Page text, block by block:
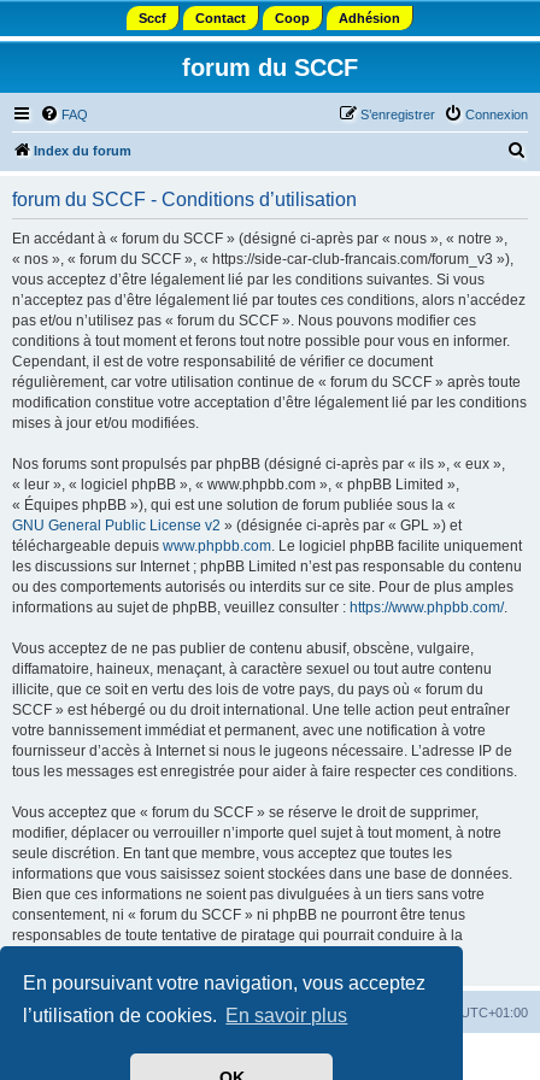
En poursuivant votre navigation, vous acceptez
l’utilisation de cookies. En savoir plus
Sccf Contact Coop Adhésion
forum du SCCF
FAQ Connexion
S’enregistrer
Index du forum
forum du SCCF - Conditions d’utilisation
En accédant à « forum du SCCF » (désigné ci-après par « nous », « notre »,
« nos », « forum du SCCF », « https://side-car-club-francais.com/forum_v3 »),
vous acceptez d’être légalement lié par les conditions suivantes. Si vous
n’acceptez pas d’être légalement lié par toutes ces conditions, alors n’accédez
pas et/ou n’utilisez pas « forum du SCCF ». Nous pouvons modifier ces
conditions à tout moment et ferons tout notre possible pour vous en informer.
Cependant, il est de votre responsabilité de vérifier ce document
régulièrement, car votre utilisation continue de « forum du SCCF » après toute
modification constitue votre acceptation d’être légalement lié par les conditions
mises à jour et/ou modifiées.
Nos forums sont propulsés par phpBB (désigné ci-après par « ils », « eux »,
« leur », « logiciel phpBB », « www.phpbb.com », « phpBB Limited »,
« Équipes phpBB »), qui est une solution de forum publiée sous la «
GNU General Public License v2 » (désignée ci-après par « GPL ») et
téléchargeable depuis www.phpbb.com. Le logiciel phpBB facilite uniquement
les discussions sur Internet ; phpBB Limited n’est pas responsable du contenu
ou des comportements autorisés ou interdits sur ce site. Pour de plus amples
informations au sujet de phpBB, veuillez consulter : https://www.phpbb.com/.
Vous acceptez de ne pas publier de contenu abusif, obscène, vulgaire,
diffamatoire, haineux, menaçant, à caractère sexuel ou tout autre contenu
illicite, que ce soit en vertu des lois de votre pays, du pays où « forum du
SCCF » est hébergé ou du droit international. Une telle action peut entraîner
votre bannissement immédiat et permanent, avec une notification à votre
fournisseur d’accès à Internet si nous le jugeons nécessaire. L’adresse IP de
tous les messages est enregistrée pour aider à faire respecter ces conditions.
Vous acceptez que « forum du SCCF » se réserve le droit de supprimer,
modifier, déplacer ou verrouiller n’importe quel sujet à tout moment, à notre
seule discrétion. En tant que membre, vous acceptez que toutes les
informations que vous saisissez soient stockées dans une base de données.
Bien que ces informations ne soient pas divulguées à un tiers sans votre
consentement, ni « forum du SCCF » ni phpBB ne pourront être tenus
responsables de toute tentative de piratage qui pourrait conduire à la
Index du forum UTC+01:00
Développé parphpBB® Forum Software © phpBB Limited
Traduit par